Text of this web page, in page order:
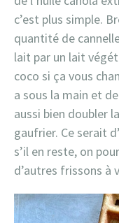
c’est plus simple.
quantité de
lait par un lait
coco si ça vous
a sous la main et
aussi bien doubler
gaufrier. Ce serait
s’il en reste, on
d’autres frissons à